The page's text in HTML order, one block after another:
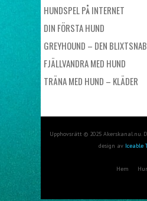
HUNDSPEL PÅ INTERNET
DIN FÖRSTA HUND
GREYHOUND – DEN
FJÄLLVANDRA MED HUND
TRÄNA MED HUND – KLÄDER
Upphovsrätt © 2025 Akerskanal.nu.
design av Iceable
Hem